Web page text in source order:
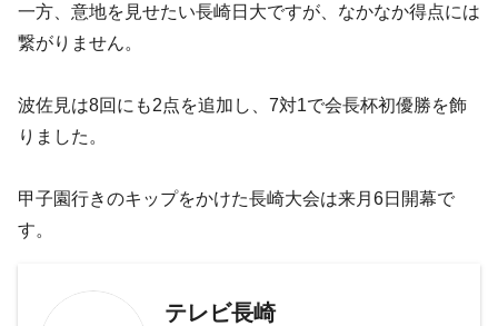
一方、意地を見せたい長崎日大ですが、なかなか得点には
繋がりません。
波佐見は8回にも2点を追加し、7対1で会長杯初優勝を飾
りました。
甲子園行きのキップをかけた長崎大会は来月6日開幕で
す。
テレビ長崎